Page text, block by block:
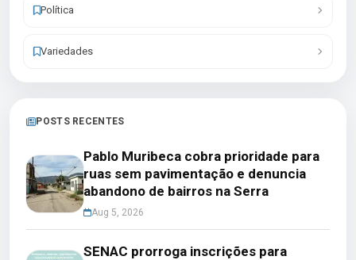
Política
Variedades
POSTS RECENTES
Pablo Muribeca cobra prioridade para
ruas sem pavimentação e denuncia
abandono de bairros na Serra
Aug 5, 2026
SENAC prorroga inscrições para